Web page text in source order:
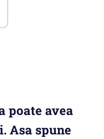
poate avea
Asa spune